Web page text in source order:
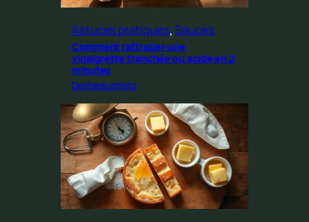
Astuces pratiques, Sauces
Comment rattraper une
vinaigrette tranchée ou acide en 2
minutes
Desbeauxplats